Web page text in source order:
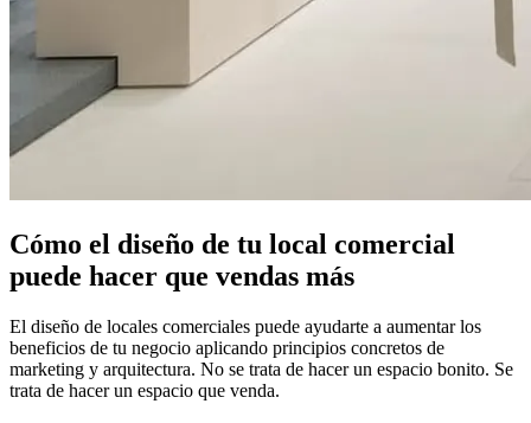
Cómo el diseño de tu local comercial
puede hacer que vendas más
El diseño de locales comerciales puede ayudarte a aumentar los
beneficios de tu negocio aplicando principios concretos de
marketing y arquitectura. No se trata de hacer un espacio bonito. Se
trata de hacer un espacio que venda.